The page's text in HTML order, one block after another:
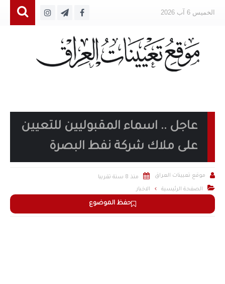
الخميس 6 آب 2026
عاجل .. اسماء المقبوليين للتعيين
على ملاك شركة نفط البصرة
حفظ الموضوع
 موقع تعيينات العراق  منذ 8 سنة تقريبا
 الصفحة الرئيسية الاخبار